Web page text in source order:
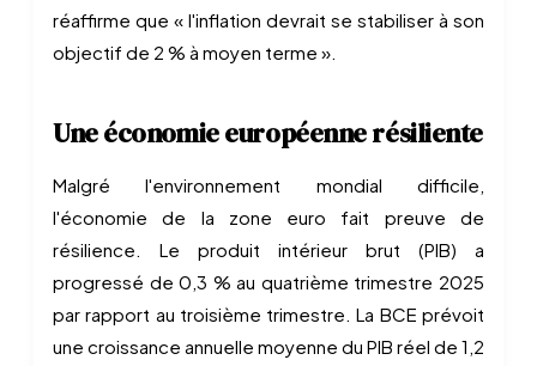
réaffirme que « l'inflation devrait se stabiliser à son
objectif de 2 % à moyen terme ».
Une économie européenne résiliente
Malgré l'environnement mondial difficile,
l'économie de la zone euro fait preuve de
résilience. Le produit intérieur brut (PIB) a
progressé de 0,3 % au quatrième trimestre 2025
par rapport au troisième trimestre. La BCE prévoit
une croissance annuelle moyenne du PIB réel de 1,2